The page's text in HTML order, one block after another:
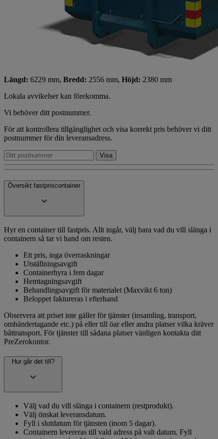
Längd: 6229 mm, Bredd: 2556 mm, Höjd: 2380 mm
Lokala avvikelser kan förekomma.
Vi behöver ditt postnummer.
För att kontrollera tillgänglighet och visa korrekt pris behöver vi ditt
postnummer för din leveransadress.
Översikt fastpriscontainer
Hyr en container till fastpris. Allt ingår, välj bara vad du vill slänga i
containern så tar vi hand om resten.
Ett pris, inga överraskningar
Utställningsavgift
Containerhyra i fem dagar
Hemtagningsavgift
Behandlingsavgift för materialet (Maxvikt 6 ton)
Beloppet faktureras i efterhand
Observera att priset inte gäller för tjänster (insamling, transport,
omhändertagande etc.) på eller till öar eller andra platser vilka kräver
båttransport. För tjänster till sådana platser vänligen kontakta ditt
PreZerokontor.
Hur går det till?
Välj vad du vill slänga i containern (restprodukt).
Välj önskat leveransdatum.
Fyll i slutdatum för tjänsten (inom 5 dagar).
Containern levereras till vald adress på valt datum. Fyll